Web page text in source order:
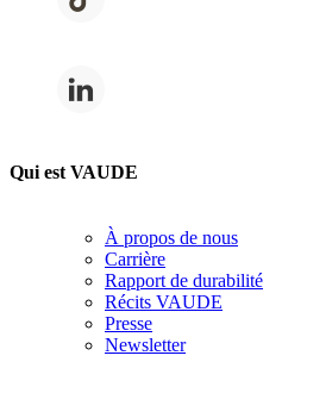
Qui est VAUDE
À propos de nous
Carrière
Rapport de durabilité
Récits VAUDE
Presse
Newsletter